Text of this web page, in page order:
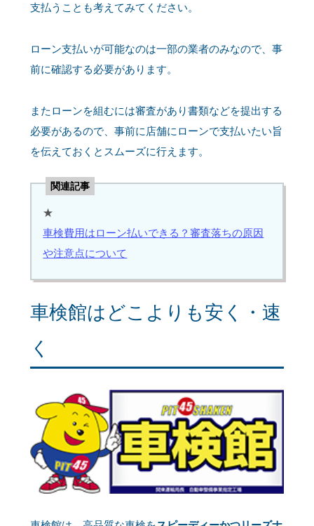
支払うことも考えてみてください。
ローン支払いが可能なのは一部の業者のみなので、事
前に確認する必要があります。
またローンを組むには審査があり書類などを提出する
必要があるので、事前に店舗にローンで支払いたい旨
を伝えておくとスムーズに行えます。
関連記事
★
車検費用はローン払いできる？審査落ちの原因
や注意点について
車検館はどこよりも安く・速
く